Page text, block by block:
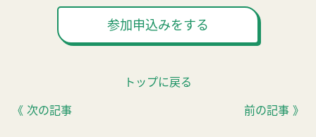
参加申込みをする
《 次の記事
トップに戻る
前の記事 》